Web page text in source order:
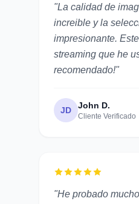
"La calidad de
increible y la
impresionante.
streaming que he
recomendado!"
JD John D.
Cliente Verificado
"He probado